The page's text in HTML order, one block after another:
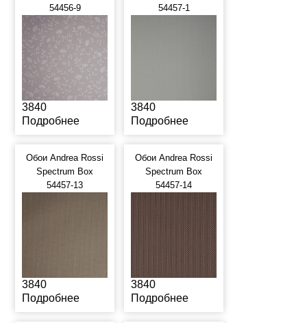
54456-9
3840
Подробнее
54457-1
3840
Подробнее
Обои Andrea Rossi
Spectrum Box
54457-13
3840
Подробнее
Обои Andrea Rossi
Spectrum Box
54457-14
3840
Подробнее